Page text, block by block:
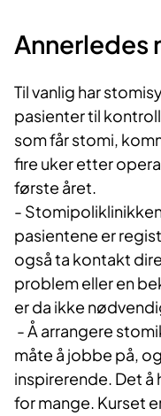
Annerledes
Til vanlig har
pasienter til
som får stomi,
fire uker etter
første året.
-
pasientene er
også ta kontakt
problem eller en
er da ikke
- Å arrangere
måte å jobbe på,
inspirerende. Det å
for mange. Kurset